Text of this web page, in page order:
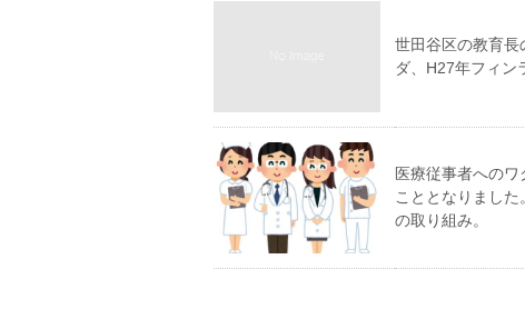
世田谷区の教育長
ダ、H27年フィン
医療従事者へのワ
こととなりまし
の取り組み。